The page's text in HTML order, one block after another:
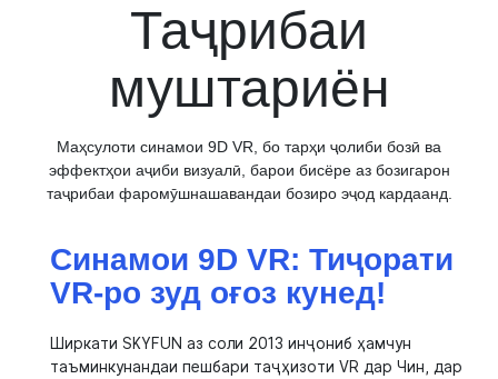
Таҷрибаи
муштариён
Маҳсулоти синамои 9D VR, бо тарҳи ҷолиби бозӣ ва
эффектҳои аҷиби визуалӣ, барои бисёре аз бозигарон
таҷрибаи фаромӯшнашавандаи бозиро эҷод кардаанд.
Синамои 9D VR: Тиҷорати
VR-ро зуд оғоз кунед!
Ширкати SKYFUN аз соли 2013 инҷониб ҳамчун
таъминкунандаи пешбари таҷҳизоти VR дар Чин, дар